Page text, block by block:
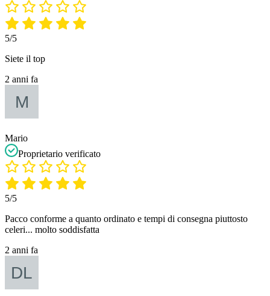
5/5
Siete il top
2 anni fa
Mario
Proprietario verificato
5/5
Pacco conforme a quanto ordinato e tempi di consegna piuttosto
celeri... molto soddisfatta
2 anni fa